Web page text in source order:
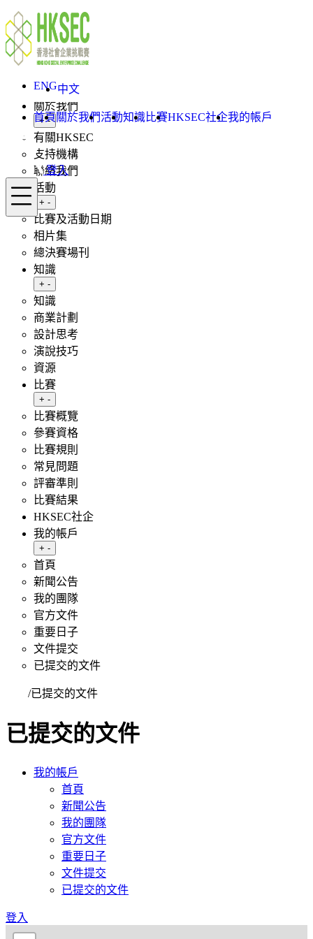
Skip to content
ENG中文
首頁關於我們活動知識比賽HKSEC社企我的帳戶
登入
Menu
ENG
中文
登入
首頁
關於我們
Toggle submenu
+ -
有關HKSEC
支持機構
聯絡我們
活動
Toggle submenu
+ -
比賽及活動日期
相片集
總決賽場刊
知識
Toggle submenu
+ -
知識
商業計劃
設計思考
演說技巧
資源
比賽
Toggle submenu
+ -
比賽概覽
參賽資格
比賽規則
常見問題
評審準則
比賽結果
HKSEC社企
我的帳戶
Toggle submenu
+ -
首頁
新聞公告
我的團隊
官方文件
重要日子
文件提交
已提交的文件
/已提交的文件
已提交的文件
我的帳戶
首頁
新聞公告
我的團隊
官方文件
重要日子
文件提交
已提交的文件
登入